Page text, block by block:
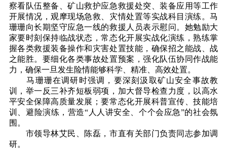
察看队伍整备、矿山救护应急救援处突、装备应用等工作
开展情况，观摩现场急救、灾情处置等实战科目演练。马
珊珊向长期坚守应急一线的救援人员表示慰问。她勉励大
家要时刻保持临战状态，常态化开展实战化演练，熟练掌
握各类救援装备操作和灾害处置技能，确保招之能战、战
之能胜。要细化各类事故处置预案，强化队伍协同作战能
力，确保一旦发生险情能够科学、精准、高效处置。
马珊珊在调研时强调，要深刻汲取矿山安全事故教
训，举一反三补齐短板弱项，加大督导检查力度，以高水
平安全保障高质量发展；要常态化开展科普宣传、技能培
训、避险演练，营造“人人讲安全、个个会应急”的社会氛
围。
市领导林艾民、陈磊，市直有关部门负责同志参加调
研。